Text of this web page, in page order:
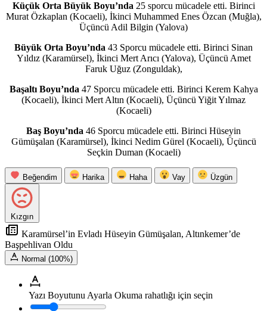
Küçük Orta Büyük Boyu’nda 25 sporcu mücadele etti. Birinci
Murat Özkaplan (Kocaeli), İkinci Muhammed Enes Özcan (Muğla),
Üçüncü Adil Bilgin (Yalova)
Büyük Orta Boyu’nda 43 Sporcu mücadele etti. Birinci Sinan
Yıldız (Karamürsel), İkinci Mert Arıcı (Yalova), Üçüncü Amet
Faruk Uğuz (Zonguldak),
Başaltı Boyu’nda 47 Sporcu mücadele etti. Birinci Kerem Kahya
(Kocaeli), İkinci Mert Altın (Kocaeli), Üçüncü Yiğit Yılmaz
(Kocaeli)
Baş Boyu’nda 46 Sporcu mücadele etti. Birinci Hüseyin
Gümüşalan (Karamürsel), İkinci Nedim Gürel (Kocaeli), Üçüncü
Seçkin Duman (Kocaeli)
Beğendim Harika Haha Vay Üzgün
Kızgın
Karamürsel’in Evladı Hüseyin Gümüşalan, Altınkemer’de
Başpehlivan Oldu
Normal (100%)
Yazı Boyutunu Ayarla Okuma rahatlığı için seçin